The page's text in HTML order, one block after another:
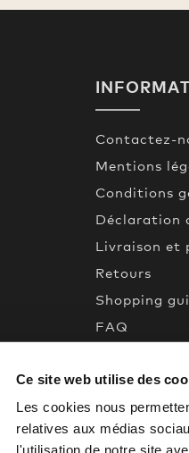
Ce site web utilise des
Les cookies nous
relatives aux médias
l'utilisation de notre site
Contactez-
Mentions
Conditions
Déclaration
Livraison et
Retours
Shopping
FAQ
Quality